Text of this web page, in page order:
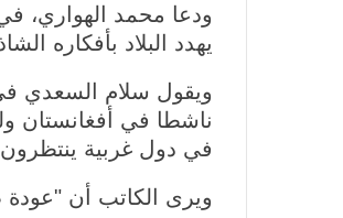
ودعا محمد الهواري،
يهدد البلاد بأفكاره
ناشطا في أفغانستان
في دول غربية
ويرى الكاتب أن